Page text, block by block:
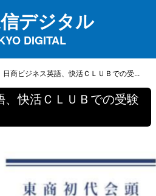
デジタル
DIGITAL
日商ビジネス英語、快活ＣＬＵＢでの受...
、快活ＣＬＵＢでの受験